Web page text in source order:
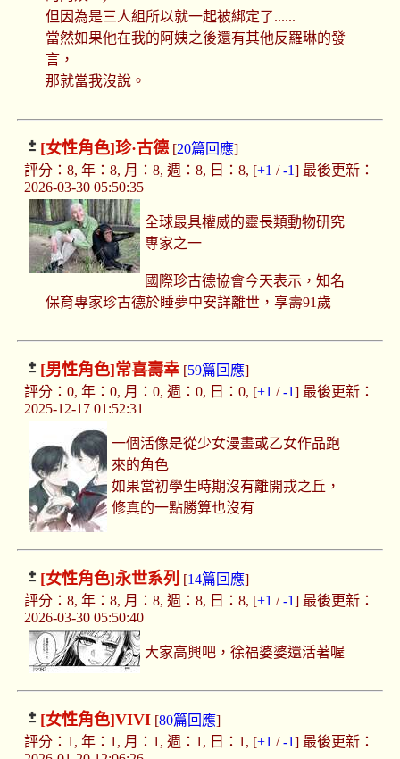
但因為是三人組所以就一起被綁定了......
當然如果他在我的阿姨之後還有其他反羅琳的發
言，
那就當我沒說。
[女性角色]珍·古德[20篇回應]
評分：8, 年：8, 月：8, 週：8, 日：8, [+1 /-1] 最後更新：
2026-03-30 05:50:35
全球最具權威的靈長類動物研究
專家之一
國際珍古德協會今天表示，知名
保育專家珍古德於睡夢中安詳離世，享壽91歲
[男性角色]常喜壽幸[59篇回應]
評分：0, 年：0, 月：0, 週：0, 日：0, [+1 /-1] 最後更新：
2025-12-17 01:52:31
一個活像是從少女漫畫或乙女作品跑
來的角色
如果當初學生時期沒有離開戎之丘，
修真的一點勝算也沒有
[女性角色]永世系列 [14篇回應]
評分：8, 年：8, 月：8, 週：8, 日：8, [+1 /-1] 最後更新：
2026-03-30 05:50:40
大家高興吧，徐福婆婆還活著喔
[女性角色]VIVI[80篇回應]
評分：1, 年：1, 月：1, 週：1, 日：1, [+1 /-1] 最後更新：